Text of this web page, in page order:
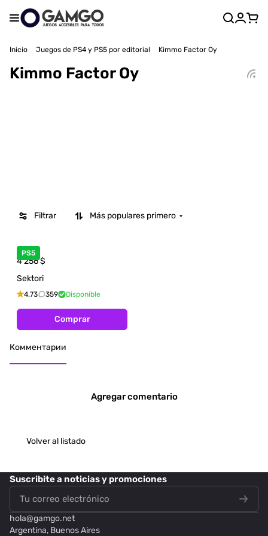
Inicio Juegos de PS4 y PS5 por editorial Kimmo Factor Oy
Kimmo Factor Oy
Filtrar Más populares primero
PS5
4 256$
Sektori
4.73 359 Disponible
Comprar
Комментарии
Agregar comentario
Volver al listado
Suscribitea noticias y promociones
hola@gamgo.net
Argentina, Buenos Aires